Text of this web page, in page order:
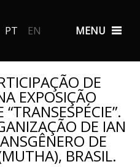
MENU
PT EN
DE
EXPOSIÇÃO
DE IAN
DE
BRASIL.